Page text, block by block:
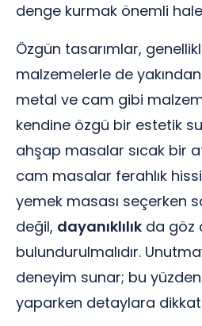
denge kurmak önemli
Özgün tasarımlar,
malzemelerle de
metal ve cam gibi
kendine özgü bir estetik
ahşap masalar sıcak bir
cam masalar ferahlık
yemek masası seçerken
değil, dayanıklılık da göz
bulundurulmalıdır.
deneyim sunar; bu
yaparken detaylara